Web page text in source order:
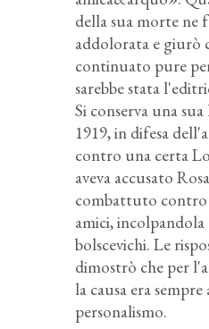
della sua morte ne
addolorata e giurò
continuato pure
sarebbe stata
Si conserva una
1919, in difesa
contro una certa
aveva accusato
combattuto contro
amici,
bolscevichi. Le
dimostrò che per
la causa era
personalismo.